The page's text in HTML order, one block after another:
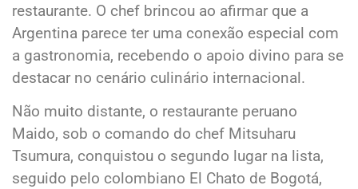
restaurante. O chef brincou ao afirmar que a
Argentina parece ter uma conexão especial com
a gastronomia, recebendo o apoio divino para se
destacar no cenário culinário internacional.
Não muito distante, o restaurante peruano
Maido, sob o comando do chef Mitsuharu
Tsumura, conquistou o segundo lugar na lista,
seguido pelo colombiano El Chato de Bogotá,